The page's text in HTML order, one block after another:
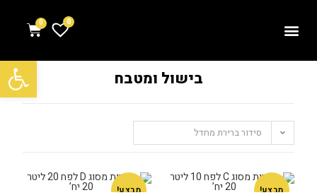
פתח סרגל נגישות
0
בישול ומטבח
סידור ברירת מחדל
מבצע! מבצע!